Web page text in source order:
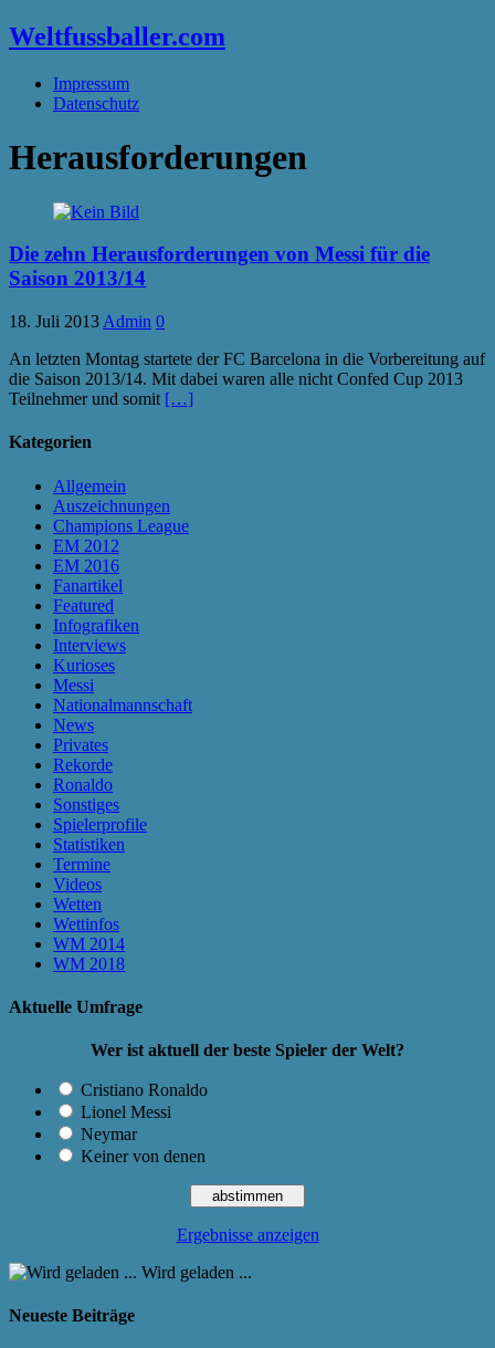
Weltfussballer.com
Impressum
Datenschutz
Herausforderungen
Die zehn Herausforderungen von Messi für die
Saison 2013/14
18. Juli 2013 Admin 0
An letzten Montag startete der FC Barcelona in die Vorbereitung auf
die Saison 2013/14. Mit dabei waren alle nicht Confed Cup 2013
Teilnehmer und somit […]
Kategorien
Allgemein
Auszeichnungen
Champions League
EM 2012
EM 2016
Fanartikel
Featured
Infografiken
Interviews
Kurioses
Messi
Nationalmannschaft
News
Privates
Rekorde
Ronaldo
Sonstiges
Spielerprofile
Statistiken
Termine
Videos
Wetten
Wettinfos
WM 2014
WM 2018
Aktuelle Umfrage
Wer ist aktuell der beste Spieler der Welt?
Cristiano Ronaldo
Lionel Messi
Neymar
Keiner von denen
Ergebnisse anzeigen
Wird geladen ...
Neueste Beiträge